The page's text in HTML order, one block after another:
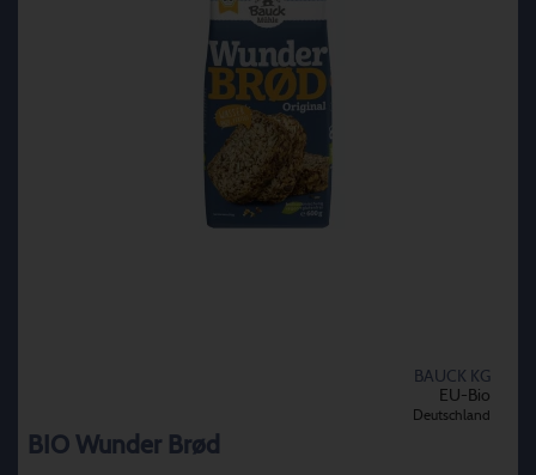
BAUCK KG
EU-Bio
Deutschland
BIO Wunder Brød